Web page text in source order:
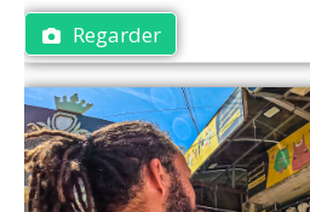
Regarder